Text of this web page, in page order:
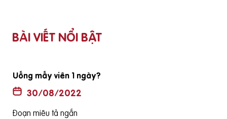
BÀI VIẾT NỔI BẬT
Uống mấy viên 1 ngày?
30/08/2022
Đoạn miêu tả ngắn